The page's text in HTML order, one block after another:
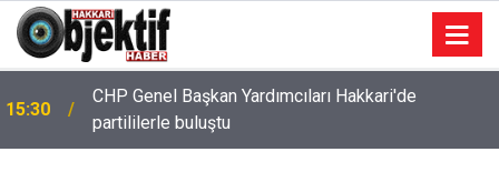
15:30
CHP Genel Başkan Yardımcıları Hakkari'de
partililerle buluştu